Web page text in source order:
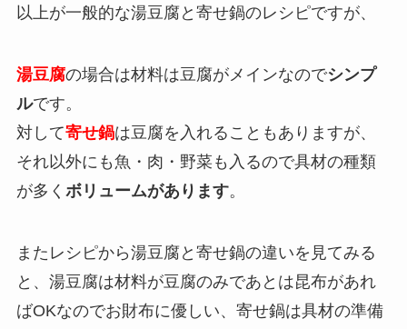
以上が一般的な湯豆腐と寄せ鍋のレシピですが、
湯豆腐の場合は材料は豆腐がメインなのでシンプ
ルです。
対して寄せ鍋は豆腐を入れることもありますが、
それ以外にも魚・肉・野菜も入るので具材の種類
が多く ボリュームがあります。
またレシピから湯豆腐と寄せ鍋の違いを見てみる
と、湯豆腐は材料が豆腐のみであとは昆布があれ
ばOKなのでお財布に優しい、寄せ鍋は具材の準備